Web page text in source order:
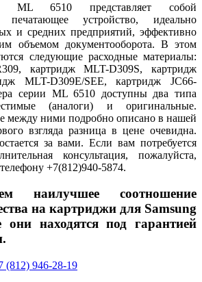
ML 6510 представляет собой
печатающее устройство, идеально
и средних предприятий, эффективно
объемом документооборота. В этом
следующие расходные материалы:
картридж MLT-D309S, картридж
MLT-D309E/SEE, картридж JC66-
серии ML 6510 доступны два типа
(аналоги) и оригинальные.
между ними подробно описано в нашей
взгляда разница в цене очевидна.
за вами. Если вам потребуется
консультация, пожалуйста,
+7(812)940-5874.
наилучшее соотношение
на картриджи для Samsung
находятся под гарантией
(812) 946-28-19